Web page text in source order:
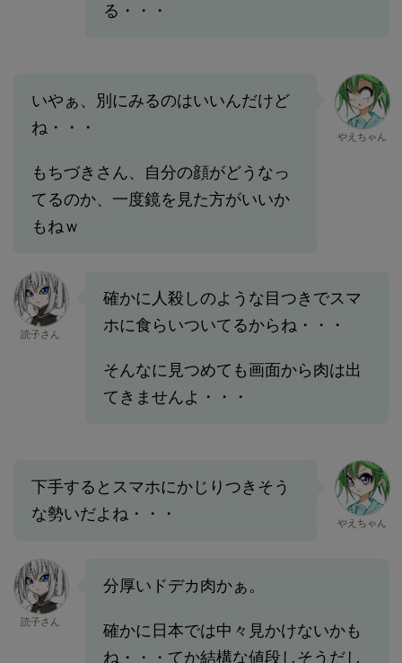
る・・・
いやぁ、別にみるのはいいんだけど
ね・・・
もちづきさん、自分の顔がどうなっ
てるのか、一度鏡を見た方がいいか
もねｗ
やえちゃん
読子さん
確かに人殺しのような目つきでスマ
ホに食らいついてるからね・・・
そんなに見つめても画面から肉は出
てきませんよ・・・
下手するとスマホにかじりつきそう
な勢いだよね・・・
やえちゃん
読子さん
分厚いドデカ肉かぁ。
確かに日本では中々見かけないかも
ね・・・てか結構な値段しそうだし